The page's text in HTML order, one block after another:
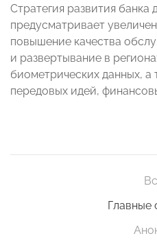
Стратегия развития банка
предусматривает
повышение качества
и развертывание в
биометрических данных, а
передовых идей,
Главные